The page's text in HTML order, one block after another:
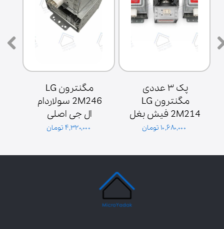
۴,۳۲۰,۰۰۰ تومان ۱۰,۶۸۰,۰۰۰ تومان